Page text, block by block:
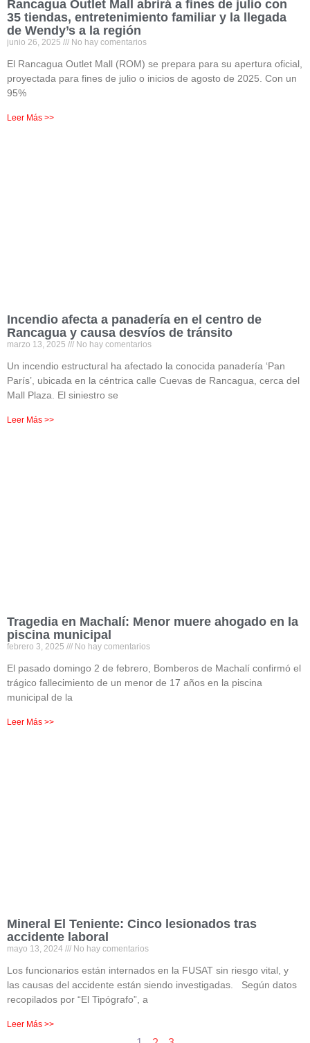
Rancagua Outlet Mall abrirá a fines de julio con
35 tiendas, entretenimiento familiar y la llegada
de Wendy’s a la región
junio 26, 2025 No hay comentarios
El Rancagua Outlet Mall (ROM) se prepara para su apertura oficial,
proyectada para fines de julio o inicios de agosto de 2025. Con un
95%
Leer Más >>
Incendio afecta a panadería en el centro de
Rancagua y causa desvíos de tránsito
marzo 13, 2025 No hay comentarios
Un incendio estructural ha afectado la conocida panadería ‘Pan
París’, ubicada en la céntrica calle Cuevas de Rancagua, cerca del
Mall Plaza. El siniestro se
Leer Más >>
Tragedia en Machalí: Menor muere ahogado en la
piscina municipal
febrero 3, 2025 No hay comentarios
El pasado domingo 2 de febrero, Bomberos de Machalí confirmó el
trágico fallecimiento de un menor de 17 años en la piscina
municipal de la
Leer Más >>
Mineral El Teniente: Cinco lesionados tras
accidente laboral
mayo 13, 2024 No hay comentarios
Los funcionarios están internados en la FUSAT sin riesgo vital, y
las causas del accidente están siendo investigadas. Según datos
recopilados por “El Tipógrafo”, a
Leer Más >>